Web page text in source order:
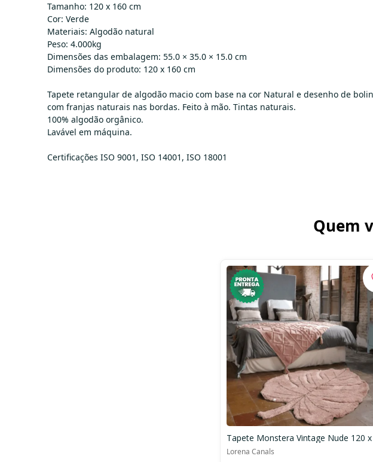
Tamanho: 120 x 160 cm
Cor: Verde
Materiais: Algodão natural
Peso: 4.000kg
Dimensões das embalagem: 55.0 × 35.0 × 15.0 cm
Dimensões do produto: 120 x 160 cm
Tapete retangular de algodão macio com base na cor Natural e desenho de
com franjas naturais nas bordas. Feito à mão. Tintas naturais.
100% algodão orgânico.
Lavável em máquina.
Certificações ISO 9001, ISO 14001, ISO 18001
Quem
Lorena Canals